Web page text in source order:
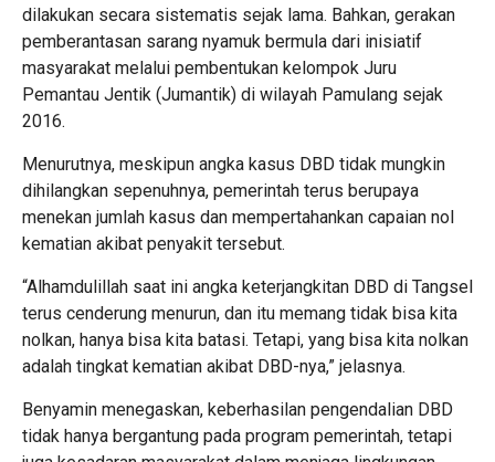
dilakukan secara sistematis sejak lama. Bahkan, gerakan
pemberantasan sarang nyamuk bermula dari inisiatif
masyarakat melalui pembentukan kelompok Juru
Pemantau Jentik (Jumantik) di wilayah Pamulang sejak
2016.
Menurutnya, meskipun angka kasus DBD tidak mungkin
dihilangkan sepenuhnya, pemerintah terus berupaya
menekan jumlah kasus dan mempertahankan capaian nol
kematian akibat penyakit tersebut.
“Alhamdulillah saat ini angka keterjangkitan DBD di Tangsel
terus cenderung menurun, dan itu memang tidak bisa kita
nolkan, hanya bisa kita batasi. Tetapi, yang bisa kita nolkan
adalah tingkat kematian akibat DBD-nya,” jelasnya.
Benyamin menegaskan, keberhasilan pengendalian DBD
tidak hanya bergantung pada program pemerintah, tetapi